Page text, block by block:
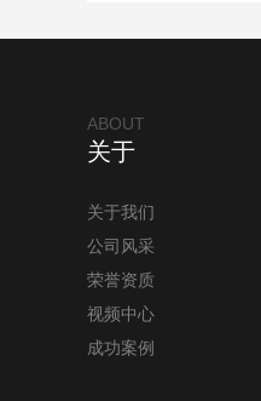
ABOUT
关于
关于我们
公司风采
荣誉资质
视频中心
成功案例